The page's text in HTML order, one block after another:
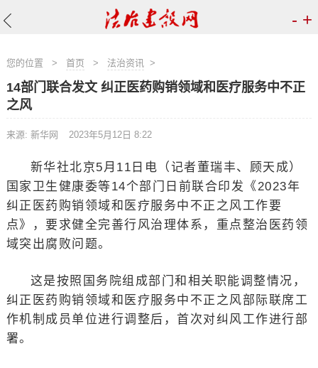
- +
您的位置 > 首页 > 法治资讯>
14部门联合发文 纠正医药购销领域和医疗服务中不正
之风
来源: 新华网 2023年5月12日 8:22
新华社北京5月11日电（记者董瑞丰、顾天成）
国家卫生健康委等14个部门日前联合印发《2023年
纠正医药购销领域和医疗服务中不正之风工作要
点》，要求健全完善行风治理体系，重点整治医药领
域突出腐败问题。
这是按照国务院组成部门和相关职能调整情况，
纠正医药购销领域和医疗服务中不正之风部际联席工
作机制成员单位进行调整后，首次对纠风工作进行部
署。